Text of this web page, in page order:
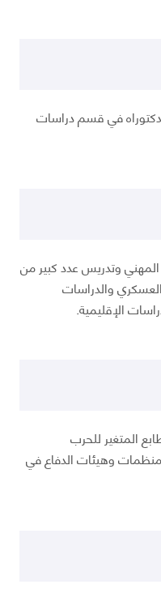
في قسم دراسات
وتدريس عدد كبير من
والدراسات
الإقليمية.
المتغير للحرب
منظمات وهيئات الدفاع في